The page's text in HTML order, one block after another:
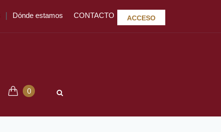
| Dónde estamos CONTACTO ACCESO
0